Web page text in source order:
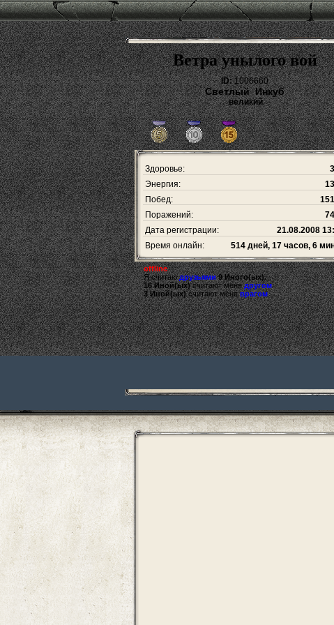
Ветра унылого вой
ID:1006660
Светлый Инкуб
великий
Здоровье:
Энергия:
Побед:
Поражений:
Дата регистрации:
21.08.2008
Время онлайн:
514 дней, 17 часов, 6
offline
Я считаюдрузьями 9 Иного(ых).
16 Иной(ых)считают менядругом .
3 Иной(ых)считают меняврагом.